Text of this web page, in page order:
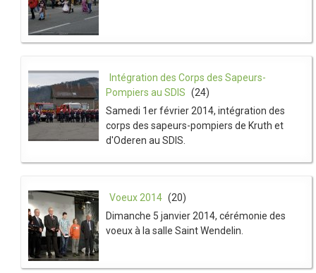
Intégration des Corps des Sapeurs-
Pompiers au SDIS (24)
Samedi 1er février 2014, intégration des
corps des sapeurs-pompiers de Kruth et
d'Oderen au SDIS.
Voeux 2014 (20)
Dimanche 5 janvier 2014, cérémonie des
voeux à la salle Saint Wendelin.